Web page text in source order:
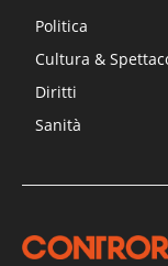
Politica
Cultura &
Diritti
Sanità